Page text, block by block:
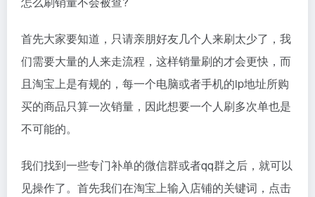
首先大家要知道，只请亲朋好友几个人来刷太少了，我
们需要大量的人来走流程，这样销量刷的才会更快，而
且淘宝上是有规的，每一个电脑或者手机的ip地址所购
买的商品只算一次销量，因此想要一个人刷多次单也是
不可能的。
我们找到一些专门补单的微信群或者qq群之后，就可以
见操作了。首先我们在淘宝上输入店铺的关键词，点击